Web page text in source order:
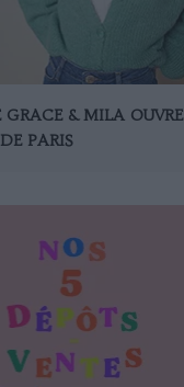
GRACE & MILA OUVRE
PARIS